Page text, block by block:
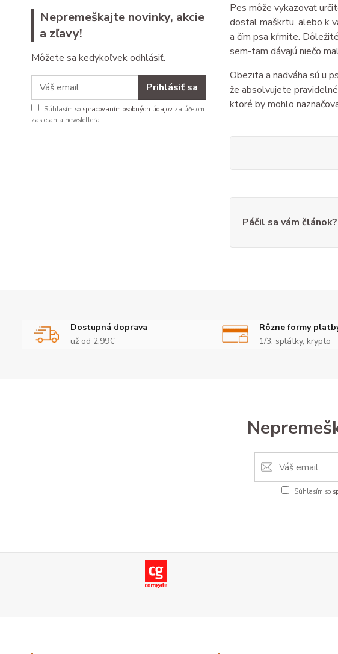
Nepremeškajte novinky, akcie
a zľavy!
Môžete sa kedykoľvek odhlásiť.
Prihlásiť sa
Súhlasím so spracovaním osobných údajov za účelom
zasielania newslettera.
Pes môže vykazovať
dostal maškrtu, alebo k
a čím psa kŕmite.
sem-tam dávajú niečo
Obezita a nadváha sú u
že absolvujete
ktoré by mohlo
Páčil sa vám
Dostupná doprava
už od 2,99€
Rôzne formy
1/3, splátky, krypto
Súhlasím so